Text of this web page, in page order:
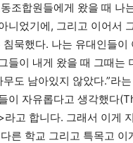
조합원들에게 왔을 때 나
니었기에, 그리고 이어서
침묵했다. 나는 유대인들이
들이 내게 왔을 때 그때는
도 남아있지 않았다.”라
이 자유롭다고 생각했다
고 합니다. 그래서 이게
른 학교 그리고 특목고 이